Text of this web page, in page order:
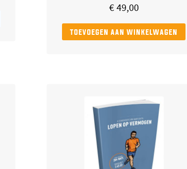
rd 4.00uit
€ 49,00
toevoegen aan winkelwagen